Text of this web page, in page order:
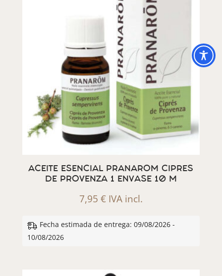
ACEITE ESENCIAL PRANAROM CIPRES
DE PROVENZA 1 ENVASE 10 M
7,95 € IVA incl.
Fecha estimada de entrega: 09/08/2026 -
10/08/2026